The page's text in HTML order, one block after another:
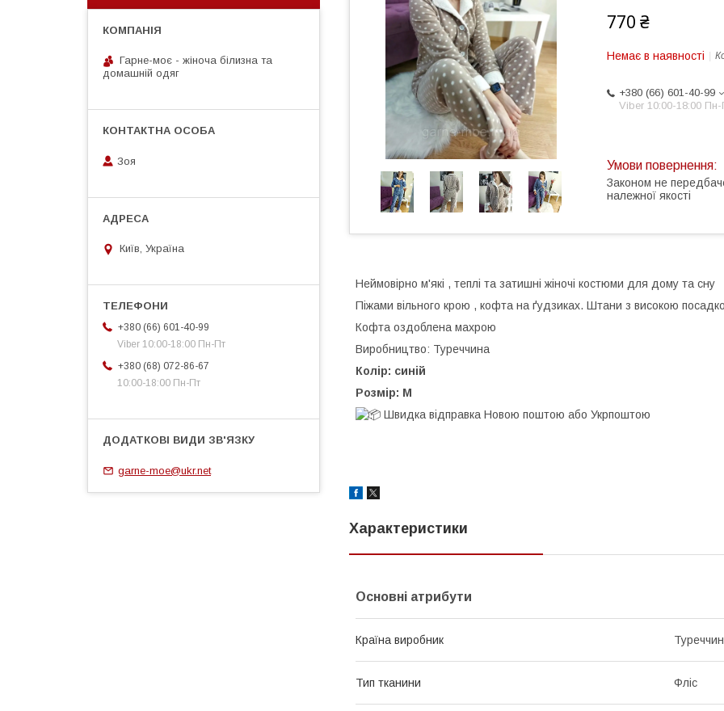
770 ₴
Немає в наявності
+380 (66) 601-40-99
Viber 10:00-18:00 Пн-
Законом не
належної якості
Неймовірно м'які , теплі та затишні жіночі костюми для дому та сну
Піжами вільного крою , кофта на ґудзиках. Штани з високою
Кофта оздоблена махрою
Виробництво: Туреччина
Колір: синій
Розмір: M
Швидка відправка Новою поштою або Укрпоштою
Характеристики
Основні атрибути
Країна виробник
Тип тканини Фліс
Гарне-моє - жіноча білизна та
домашній одяг
Зоя
Київ, Україна
+380 (66) 601-40-99
Viber 10:00-18:00 Пн-Пт
+380 (68) 072-86-67
10:00-18:00 Пн-Пт
garne-moe@ukr.net